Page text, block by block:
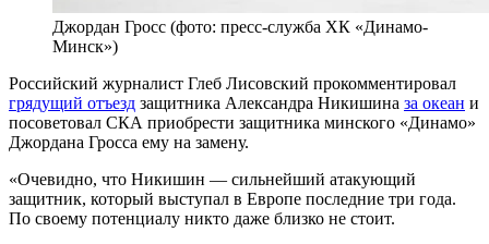
Джордан Гросс (фото: пресс-служба ХК «Динамо-
Минск»)
Российский журналист Глеб Лисовский прокомментировал
грядущий отъезд защитника Александра Никишина за океан и
посоветовал СКА приобрести защитника минского «Динамо»
Джордана Гросса ему на замену.
«Очевидно, что Никишин — сильнейший атакующий
защитник, который выступал в Европе последние три года.
По своему потенциалу никто даже близко не стоит.